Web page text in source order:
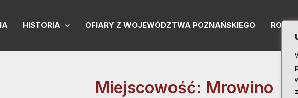
HISTORIA OFIARY Z WOJEWÓDZTWA POZNAŃSKIEGO
Miejscowość: Mrowino